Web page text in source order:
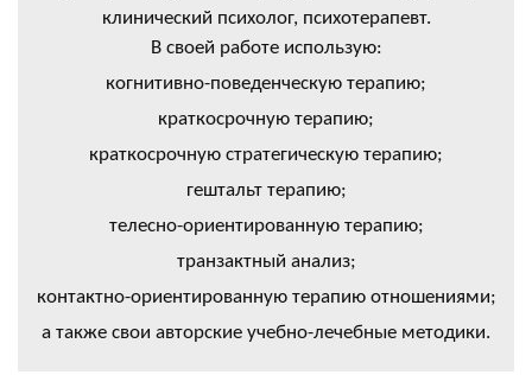
клинический психолог, психотерапевт.
В своей работе использую:
когнитивно-поведенческую терапию;
краткосрочную терапию;
краткосрочную стратегическую терапию;
гештальт терапию;
телесно-ориентированную терапию;
транзактный анализ;
контактно-ориентированную терапию отношениями;
а также свои авторские учебно-лечебные методики.